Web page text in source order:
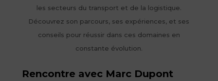
les secteurs du transport et de la logistique.
Découvrez son parcours, ses expériences, et ses
conseils pour réussir dans ces domaines en
constante évolution.
Rencontre avec Marc Dupont